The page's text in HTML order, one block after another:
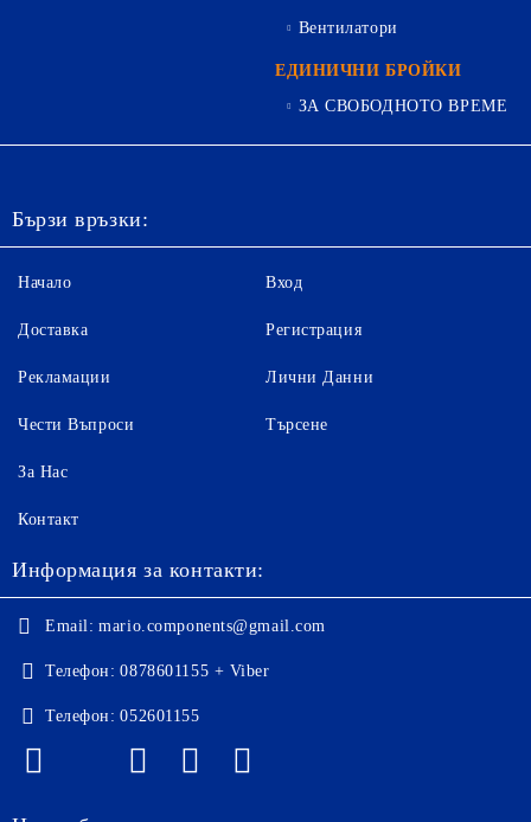
Вентилатори
ЕДИНИЧНИ БРОЙКИ
ЗА СВОБОДНОТО ВРЕМЕ
Бързи връзки:
Начало
Доставка
Рекламации
Чести Въпроси
Вход
Регистрация
Лични Данни
Търсене
За Нас
Контакт
Информация за контакти:
Email: mario.components@gmail.com
Телефон: 0878601155 + Viber
Телефон: 052601155